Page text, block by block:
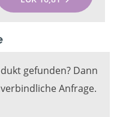
gefunden? Dann
Anfrage.